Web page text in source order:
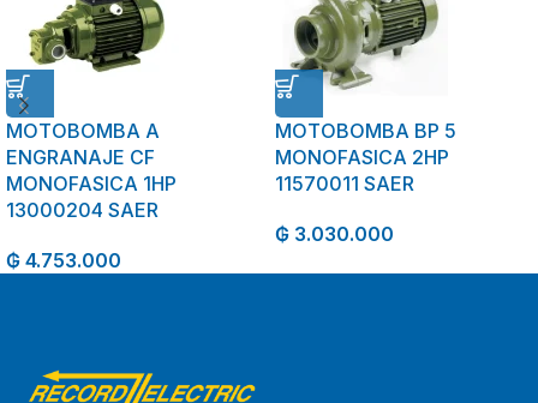
MOTOBOMBA A
ENGRANAJE CF
MONOFASICA 1HP
13000204 SAER
₲ 4.753.000
MOTOBOMBA BP 5
MONOFASICA 2HP
11570011 SAER
₲ 3.030.000